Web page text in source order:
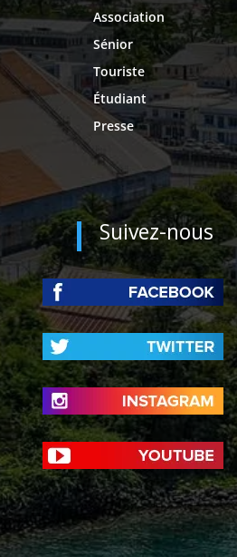
Association
Sénior
Touriste
Étudiant
Presse
Suivez-nous